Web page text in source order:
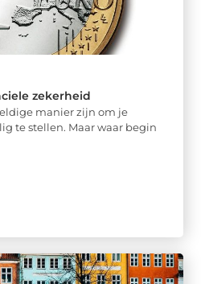
zekerheid
manier zijn om je
te stellen. Maar waar begin